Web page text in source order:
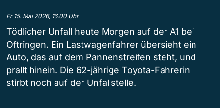
Fr 15. Mai 2026, 16.00 Uhr
Tödlicher Unfall heute Morgen auf der A1 bei
Oftringen. Ein Lastwagenfahrer übersieht ein
Auto, das auf dem Pannenstreifen steht, und
prallt hinein. Die 62-jährige Toyota-Fahrerin
stirbt noch auf der Unfallstelle.